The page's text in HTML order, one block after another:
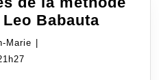
BabautaLes
Marie Jean-